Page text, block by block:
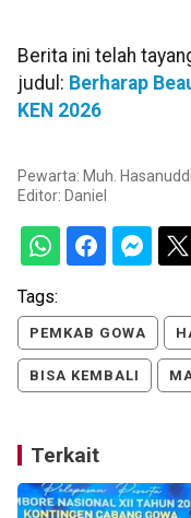
Berita ini telah
judul: Berharap
KEN 2026
Pewarta: Muh.
Editor: Daniel
Tags:
PEMKAB GOWA
BISA KEMBALI
Terkait